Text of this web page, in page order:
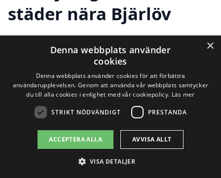
städer nära Bjärlöv
Om du behöver hjälp med snöröjning i
Bjärlöv, är det viktigt att veta att det finns
flera alternativ i de närliggande städerna.
Att anlita en professionell firma för
snöröjning kan göra stora skillnader,
speciellt under de kalla vintermånaderna.
Dessa företag kan säkerställa att både
×
Denna webbplats använder
cookies
Denna webbplats använder cookies för att förbättra
användarupplevelsen. Genom att använda vår webbplats samtycker
du till alla cookies i enlighet med vår cookiepolicy. Läs mer
STRIKT NÖDVÄNDIGT PRESTANDA
ACCEPTERA ALLA AVVISA ALLT
VISA DETALJER